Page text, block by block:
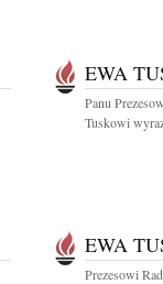
EWA
Panu
Tuskowi
EWA
Prezesowi